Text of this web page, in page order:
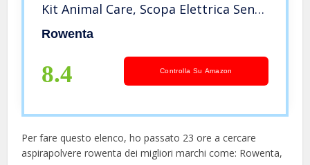
Kit Animal Care, Scopa Elettrica Senza
Fili Ricaricabile Leggera,
Autonomia 45 Min, Luci LED
Rowenta
8.4 Controlla Su Amazon
Per fare questo elenco, ho passato 23 ore a cercare
aspirapolvere rowenta dei migliori marchi come: Rowenta,